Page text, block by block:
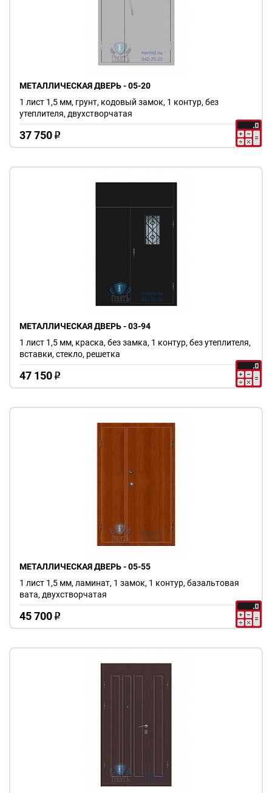
МЕТАЛЛИЧЕСКАЯ ДВЕРЬ - 05-20
37 750 o
1 лист 1,5 мм, грунт, кодовый замок, 1 контур, без
утеплителя, двухстворчатая
МЕТАЛЛИЧЕСКАЯ ДВЕРЬ - 03-94
47 150 o
1 лист 1,5 мм, краска, без замка, 1 контур, без утеплителя,
вставки, стекло, решетка
МЕТАЛЛИЧЕСКАЯ ДВЕРЬ - 05-55
45 700 o
1 лист 1,5 мм, ламинат, 1 замок, 1 контур, базальтовая
вата, двухстворчатая